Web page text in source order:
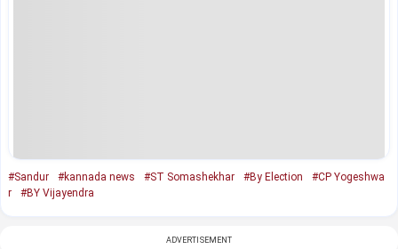
#Sandur #kannada news #ST Somashekhar #By Election
#CP Yogeshwa
r
#BY Vijayendra
ADVERTISEMENT